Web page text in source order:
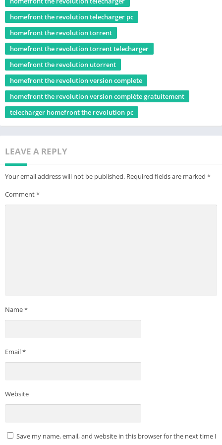
homefront the revolution telecharger pc
homefront the revolution torrent
homefront the revolution torrent telecharger
homefront the revolution utorrent
homefront the revolution version complete
homefront the revolution version complète gratuitement
telecharger homefront the revolution pc
LEAVE A REPLY
Your email address will not be published. Required fields are marked *
Comment*
Name*
Email*
Website
Save my name, email, and website in this browser for the next time I